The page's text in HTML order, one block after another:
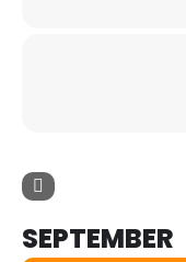
SEPTEMBER